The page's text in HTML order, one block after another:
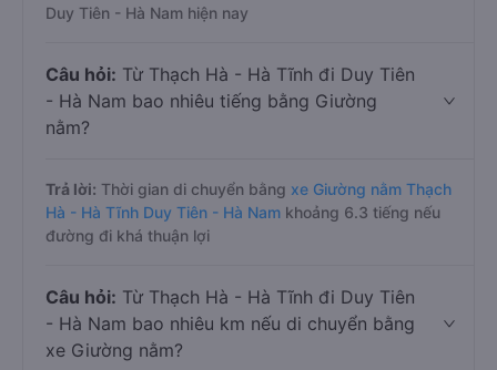
Duy Tiên - Hà Nam hiện nay
Câu hỏi: Từ Thạch Hà - Hà Tĩnh đi Duy Tiên
- Hà Nam bao nhiêu tiếng bằng Giường
nằm?
Trả lời: Thời gian di chuyển bằng xe Giường nằm Thạch
Hà - Hà Tĩnh Duy Tiên - Hà Nam khoảng 6.3 tiếng nếu
đường đi khá thuận lợi
Câu hỏi: Từ Thạch Hà - Hà Tĩnh đi Duy Tiên
- Hà Nam bao nhiêu km nếu di chuyển bằng
xe Giường nằm?